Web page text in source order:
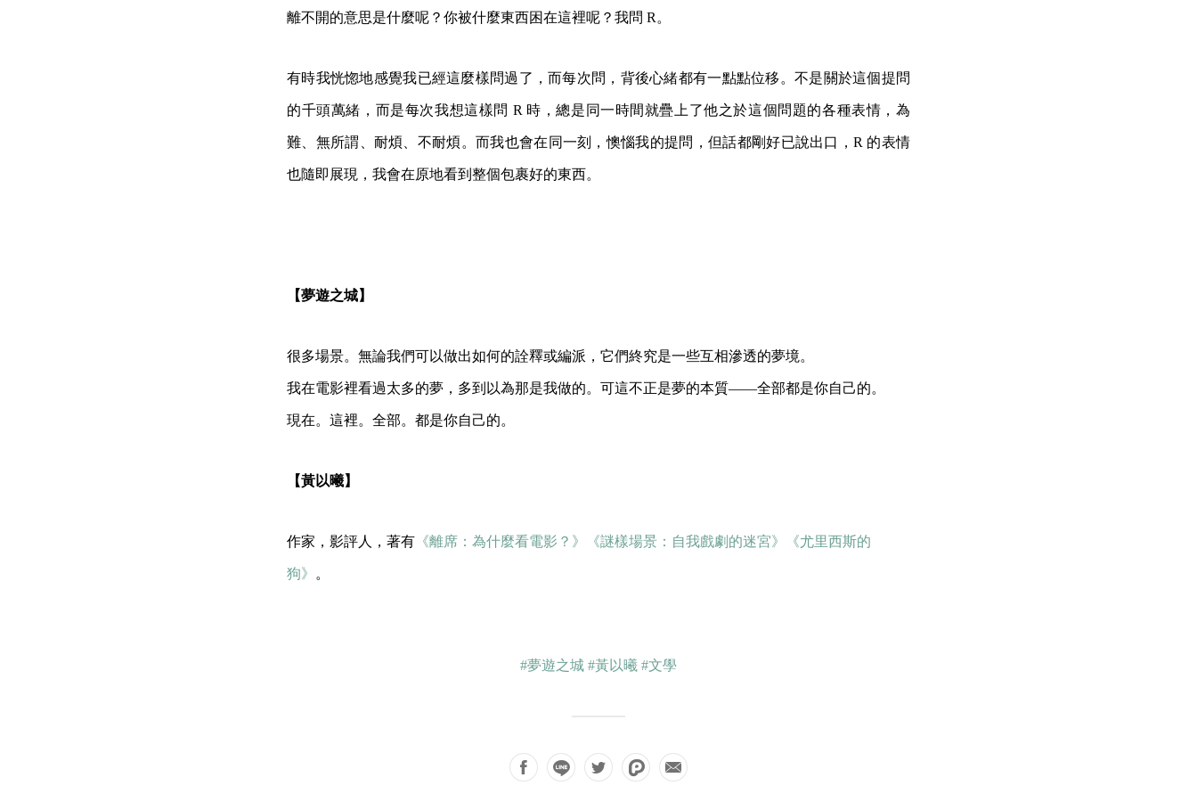
離不開的意思是什麼呢？你被什麼東西困在這裡呢？我問 R。
有時我恍惚地感覺我已經這麼樣問過了，而每次問，背後心緒都有一點點位移。不是關於這個提問
的千頭萬緒，而是每次我想這樣問 R 時，總是同一時間就疊上了他之於這個問題的各種表情，為
難、無所謂、耐煩、不耐煩。而我也會在同一刻，懊惱我的提問，但話都剛好已說出口，R 的表情
也隨即展現，我會在原地看到整個包裹好的東西。
【夢遊之城】
很多場景。無論我們可以做出如何的詮釋或編派， 它們終究是一些互相滲透的夢境。
我在電影裡看過太多的夢，多到以為那是我做的。 可這不正是夢的本質——全部都是你自己的。
現在。這裡。全部。都是你自己的。
【黃以曦】
作家，影評人，著有 《離席：為什麼看電影？》 《謎樣場景：自我戲劇的迷宮》 《尤里西斯的
狗》 。
#夢遊之城 #黃以曦 #文學